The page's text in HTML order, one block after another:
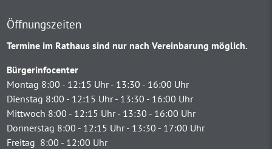
Öffnungszeiten
Termine im Rathaus sind nur nach Vereinbarung möglich.
Bürgerinfocenter
Montag 8:00 - 12:15 Uhr - 13:30 - 16:00 Uhr
Dienstag 8:00 - 12:15 Uhr - 13:30 - 16:00 Uhr
Mittwoch 8:00 - 12:15 Uhr - 13:30 - 16:00 Uhr
Donnerstag 8:00 - 12:15 Uhr - 13:30 - 17:00 Uhr
Freitag 8:00 - 12:00 Uhr